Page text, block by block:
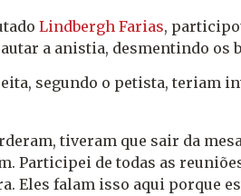
Lindbergh Farias,
a anistia, desmentindo os
segundo o petista, teriam
tiveram que sair da
Participei de todas as
Eles falam isso aqui porque